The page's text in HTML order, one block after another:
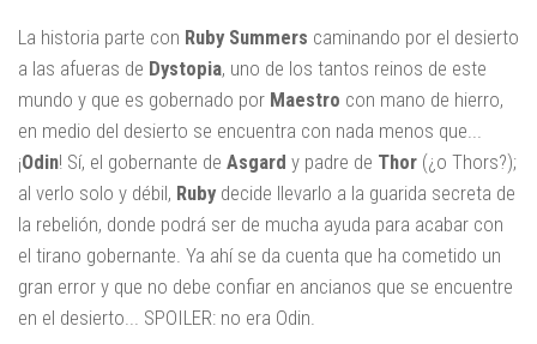
La historia parte con Ruby Summers caminando por el desierto
a las afueras de Dystopia, uno de los tantos reinos de este
mundo y que es gobernado por Maestro con mano de hierro,
en medio del desierto se encuentra con nada menos que...
¡Odin! Sí, el gobernante de Asgard y padre de Thor (¿o Thors?);
al verlo solo y débil, Ruby decide llevarlo a la guarida secreta de
la rebelión, donde podrá ser de mucha ayuda para acabar con
el tirano gobernante. Ya ahí se da cuenta que ha cometido un
gran error y que no debe confiar en ancianos que se encuentre
en el desierto... SPOILER: no era Odin.